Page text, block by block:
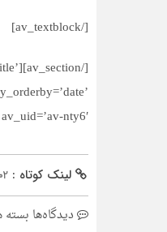
[/av_textblock]
nty6′]
لینک کوتاه :
دیدگاه‌ها برای
بسته